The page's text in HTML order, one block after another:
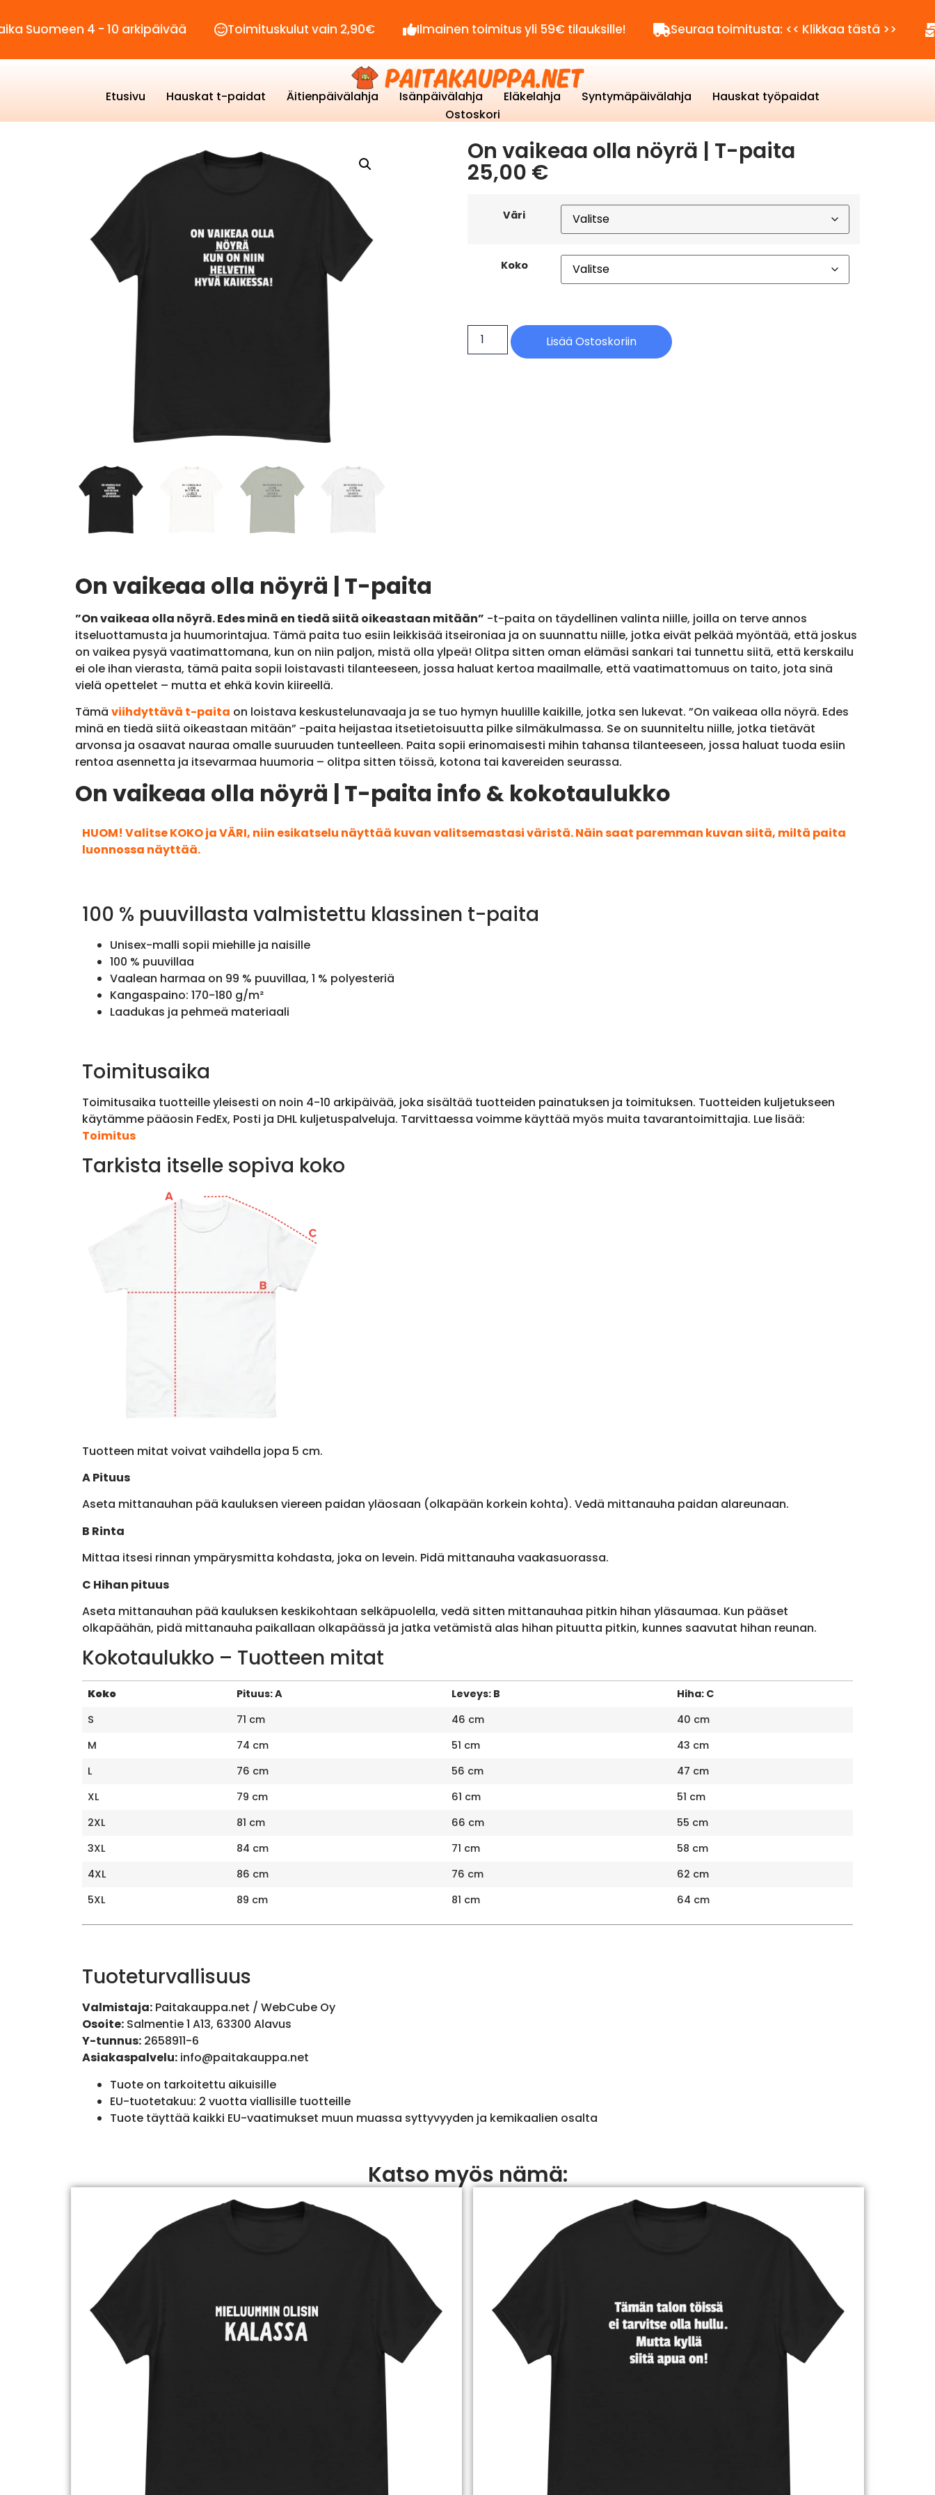
4 - 10 arkipäivää Toimituskulut vain 2,90€ Ilmainen toimitus yli 59€ tilauksille! Seuraa toimitusta: << Klikkaa tästä >>
Etusivu Hauskat t-paidat Äitienpäivälahja Isänpäivälahja Eläkelahja Syntymäpäivälahja
Hauskat työpaidat
Ostoskori
On vaikeaa olla nöyrä | T-paita
25,00 €
Väri
Koko
Lisää Ostoskoriin
On vaikeaa olla nöyrä | T-paita
”On vaikeaa olla nöyrä. Edes minä en tiedä siitä oikeastaan mitään” -t-paita on täydellinen valinta niille, joilla on terve annos
itseluottamusta ja huumorintajua. Tämä paita tuo esiin leikkisää itseironiaa ja on suunnattu niille, jotka eivät pelkää myöntää, että joskus
on vaikea pysyä vaatimattomana, kun on niin paljon, mistä olla ylpeä! Olitpa sitten oman elämäsi sankari tai tunnettu siitä, että kerskailu
ei ole ihan vierasta, tämä paita sopii loistavasti tilanteeseen, jossa haluat kertoa maailmalle, että vaatimattomuus on taito, jota sinä
vielä opettelet – mutta et ehkä kovin kiireellä.
Tämä viihdyttävä t-paita on loistava keskustelunavaaja ja se tuo hymyn huulille kaikille, jotka sen lukevat. ”On vaikeaa olla nöyrä. Edes
minä en tiedä siitä oikeastaan mitään” -paita heijastaa itsetietoisuutta pilke silmäkulmassa. Se on suunniteltu niille, jotka tietävät
arvonsa ja osaavat nauraa omalle suuruuden tunteelleen. Paita sopii erinomaisesti mihin tahansa tilanteeseen, jossa haluat tuoda esiin
rentoa asennetta ja itsevarmaa huumoria – olitpa sitten töissä, kotona tai kavereiden seurassa.
On vaikeaa olla nöyrä | T-paita info & kokotaulukko
HUOM! Valitse KOKO ja VÄRI, niin esikatselu näyttää kuvan valitsemastasi väristä. Näin saat paremman kuvan siitä, miltä paita
luonnossa näyttää.
100 % puuvillasta valmistettu klassinen t-paita
Unisex-malli sopii miehille ja naisille
100 % puuvillaa
Vaalean harmaa on 99 % puuvillaa, 1 % polyesteriä
Kangaspaino: 170-180 g/m²
Laadukas ja pehmeä materiaali
Toimitusaika
Toimitusaika tuotteille yleisesti on noin 4-10 arkipäivää, joka sisältää tuotteiden painatuksen ja toimituksen. Tuotteiden kuljetukseen
käytämme pääosin FedEx, Posti ja DHL kuljetuspalveluja. Tarvittaessa voimme käyttää myös muita tavarantoimittajia. Lue lisää:
Toimitus
Tarkista itselle sopiva koko
Tuotteen mitat voivat vaihdella jopa 5 cm.
A Pituus
Aseta mittanauhan pää kauluksen viereen paidan yläosaan (olkapään korkein kohta). Vedä mittanauha paidan alareunaan.
B Rinta
Mittaa itsesi rinnan ympärysmitta kohdasta, joka on levein. Pidä mittanauha vaakasuorassa.
C Hihan pituus
Aseta mittanauhan pää kauluksen keskikohtaan selkäpuolella, vedä sitten mittanauhaa pitkin hihan yläsaumaa. Kun pääset
olkapäähän, pidä mittanauha paikallaan olkapäässä ja jatka vetämistä alas hihan pituutta pitkin, kunnes saavutat hihan reunan.
Kokotaulukko – Tuotteen mitat
Koko Pituus: A Leveys: B
Hiha: C
S
71 cm 46 cm
40 cm
M
74 cm 51 cm
43 cm
L
76 cm 56 cm
47 cm
XL
79 cm 61 cm
51 cm
2XL
81 cm 66 cm
55 cm
3XL
84 cm 71 cm
58 cm
4XL
86 cm 76 cm
62 cm
5XL
89 cm 81 cm 64 cm
Tuoteturvallisuus
Valmistaja:Paitakauppa.net / WebCube Oy
Osoite:Salmentie 1 A13, 63300 Alavus
Y-tunnus:2658911-6
Asiakaspalvelu: info@paitakauppa.net
Tuote on tarkoitettu aikuisille
EU-tuotetakuu: 2 vuotta viallisille tuotteille
Tuote täyttää kaikki EU-vaatimukset muun muassa syttyvyyden ja kemikaalien osalta
Katso myös nämä: